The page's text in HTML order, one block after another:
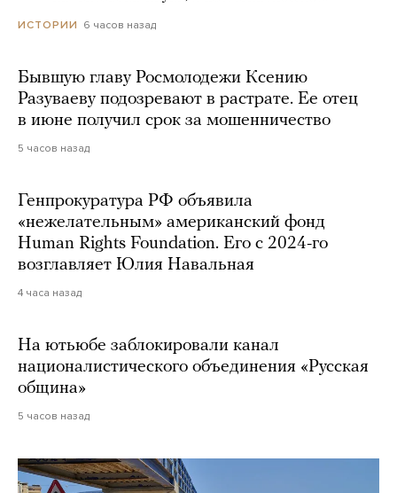
ИСТОРИИ 6 часов назад
Бывшую главу Росмолодежи Ксению
Разуваеву подозревают в растрате. Ее отец
в июне получил срок за мошенничество
5 часов назад
Генпрокуратура РФ объявила
«нежелательным» американский фонд
Human Rights Foundation. Его с 2024-го
возглавляет Юлия Навальная
4 часа назад
На ютьюбе заблокировали канал
националистического объединения «Русская
община»
5 часов назад